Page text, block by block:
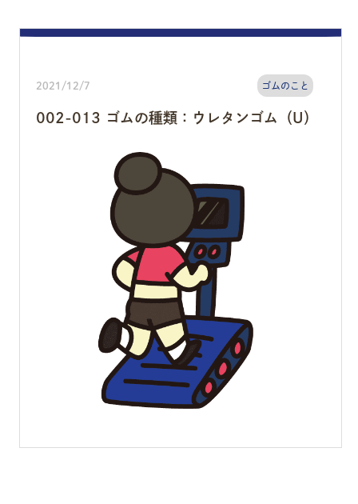
2021/12/7 ゴムのこと
002-013 ゴムの種類：ウレタンゴム（U）